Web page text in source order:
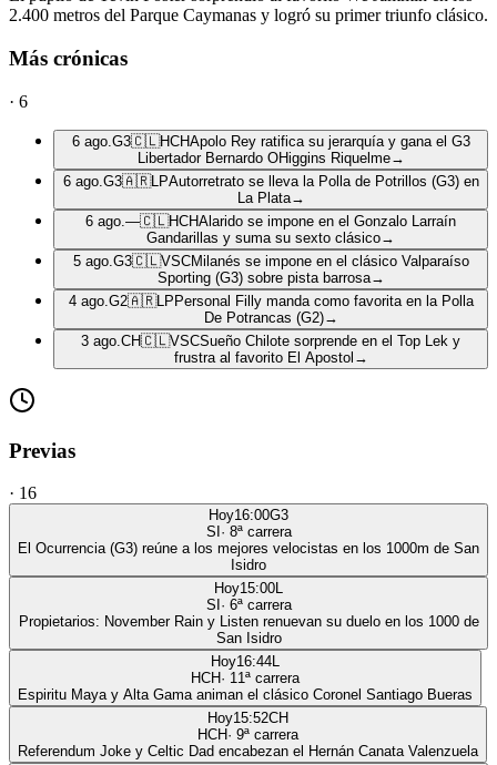
2.400 metros del Parque Caymanas y logró su primer triunfo clásico.
Más crónicas
· 6
6 ago. G3🇨🇱HCHApolo Rey ratifica su jerarquía y gana el G3
Libertador Bernardo OHiggins Riquelme→
6 ago. G3🇦🇷LPAutorretrato se lleva la Polla de Potrillos (G3) en
La Plata→
6 ago. —🇨🇱HCHAlarido se impone en el Gonzalo Larraín
Gandarillas y suma su sexto clásico→
5 ago. G3🇨🇱VSCMilanés se impone en el clásico Valparaíso
Sporting (G3) sobre pista barrosa→
4 ago. G2🇦🇷LP Personal Filly manda como favorita en la Polla
De Potrancas (G2)→
3 ago. CH🇨🇱VSCSueño Chilote sorprende en el Top Lek y
frustra al favorito El Apostol →
Previas
· 16
Hoy16:00G3
SI · 8ª carrera
El Ocurrencia (G3) reúne a los mejores velocistas en los 1000m de San
Isidro
Hoy15:00L
SI · 6ª carrera
Propietarios: November Rain y Listen renuevan su duelo en los 1000 de
San Isidro
Hoy16:44L
HCH· 11ª carrera
Espiritu Maya y Alta Gama animan el clásico Coronel Santiago Bueras
Hoy15:52CH
HCH· 9ª carrera
Referendum Joke y Celtic Dad encabezan el Hernán Canata Valenzuela